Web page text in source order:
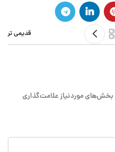
قدیمی تر
بخش‌های موردنیاز علامت‌گذاری